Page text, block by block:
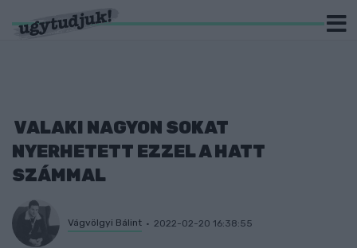
VALAKI NAGYON SOKAT
NYERHETETT EZZEL A HATT
SZÁMMAL
Vágvölgyi Bálint 2022-02-20 16:38:55